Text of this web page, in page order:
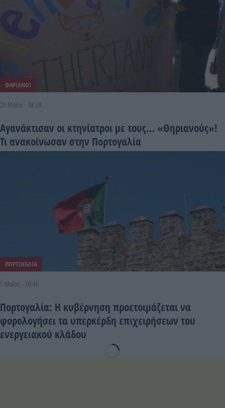
ΘΗΡΙΑΝΟΙ
20 Μαΐου - 08:28
Αγανάκτισαν οι κτηνίατροι με τους… «Θηριανούς»!
Τι ανακοίνωσαν στην Πορτογαλία
ΠΟΡΤΟΓΑΛΙΑ
5 Μαΐου - 19:46
Πορτογαλία: Η κυβέρνηση προετοιμάζεται να
φορολογήσει τα υπερκέρδη επιχειρήσεων του
ενεργειακού κλάδου